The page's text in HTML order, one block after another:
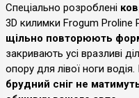
Спеціально розроблені
3D килимки Frogum
щільно повторюють
закривають усі вразливі
опору для лівої ноги
брудний сніг не